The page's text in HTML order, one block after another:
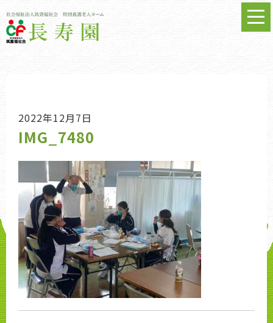
2022年12月7日
IMG_7480